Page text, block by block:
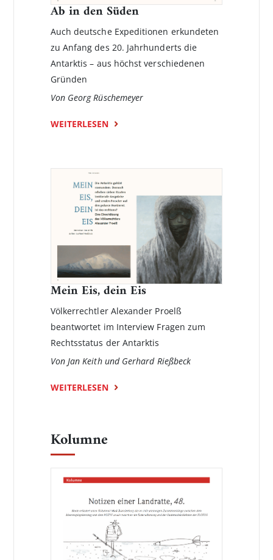
Ab in den Süden
Auch deutsche Expeditionen erkundeten
zu Anfang des 20. Jahrhunderts die
Antarktis – aus höchst verschiedenen
Gründen
Von Georg Rüschemeyer
WEITERLESEN
Mein Eis, dein Eis
Völkerrechtler Alexander Proelß
beantwortet im Interview Fragen zum
Rechtsstatus der Antarktis
Von Jan Keith und Gerhard Rießbeck
WEITERLESEN
Kolumne